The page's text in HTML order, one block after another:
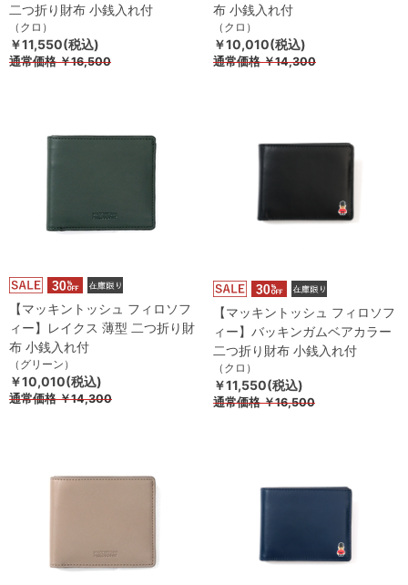
二つ折り財布 小銭入れ付
（クロ）
￥11,550(税込)
通常価格￥16,500
布 小銭入れ付
（クロ）
￥10,010(税込)
通常価格￥14,300
【マッキントッシュ フィロソフ
ィー】レイクス 薄型 二つ折り財
布 小銭入れ付
（グリーン）
￥10,010(税込)
通常価格￥14,300
【マッキントッシュ フィロソフ
ィー】バッキンガムベアカラー
二つ折り財布 小銭入れ付
（クロ）
￥11,550(税込)
通常価格￥16,500